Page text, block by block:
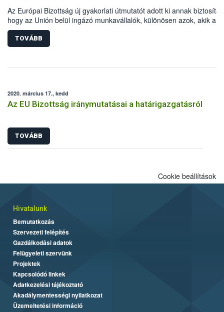
Az Európai Bizottság új gyakorlati útmutatót adott ki annak
hogy az Unión belül ingázó munkavállalók, különösen azok, akik a
koronavírus okozta világjárvány megfékezésében kulcsfontosságú
szerepet töltenek be, akadálytalanul eljuthassanak munkahelyükre.
TOVÁBB
2020. március 17., kedd
Az EU Bizottság iránymutatásai a határigazgatásról
TOVÁBB
Cookie beállítások
Hivatalunk
Bemutatkozás
Szervezeti felépítés
Gazdálkodási adatok
Felügyeleti szervünk
Projektek
Kapcsolódó linkek
Adatkezelési tájékoztató
Akadálymentességi nyilatkozat
Üzemeltetési információ